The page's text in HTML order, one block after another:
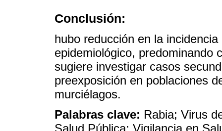
Conclusión:
hubo reducción en la
epidemiológico, predominando
sugiere investigar casos
preexposición en poblaciones
murciélagos.
Palabras clave: Rabia; Virus
Salud Pública; Vigilancia en